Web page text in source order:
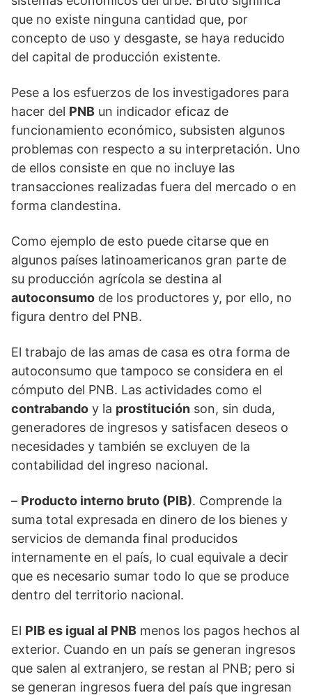
que no existe ninguna cantidad que, por
concepto de uso y desgaste, se haya reducido
del capital de producción existente.
Pese a los esfuerzos de los investigadores para
hacer del PNB un indicador eficaz de
funcionamiento económico, subsisten algunos
problemas con respecto a su interpretación. Uno
de ellos consiste en que no incluye las
transacciones realizadas fuera del mercado o en
forma clandestina.
Como ejemplo de esto puede citarse que en
algunos países latinoamericanos gran parte de
su producción agrícola se destina al
autoconsumo de los productores y, por ello, no
figura dentro del PNB.
El trabajo de las amas de casa es otra forma de
autoconsumo que tampoco se considera en el
cómputo del PNB. Las actividades como el
contrabando y la prostitución son, sin duda,
generadores de ingresos y satisfacen deseos o
necesidades y también se excluyen de la
contabilidad del ingreso nacional.
– Producto interno bruto (PIB). Comprende la
suma total expresada en dinero de los bienes y
servicios de demanda final producidos
internamente en el país, lo cual equivale a decir
que es necesario sumar todo lo que se produce
dentro del territorio nacional.
El PIB es igual al PNB menos los pagos hechos al
exterior. Cuando en un país se generan ingresos
que salen al extranjero, se restan al PNB; pero si
se generan ingresos fuera del país que ingresan